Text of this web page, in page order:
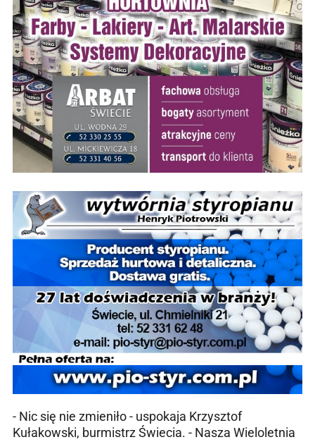
- Nic się nie zmieniło - uspokaja Krzysztof
Kułakowski, burmistrz Świecia. - Nasza Wieloletnia